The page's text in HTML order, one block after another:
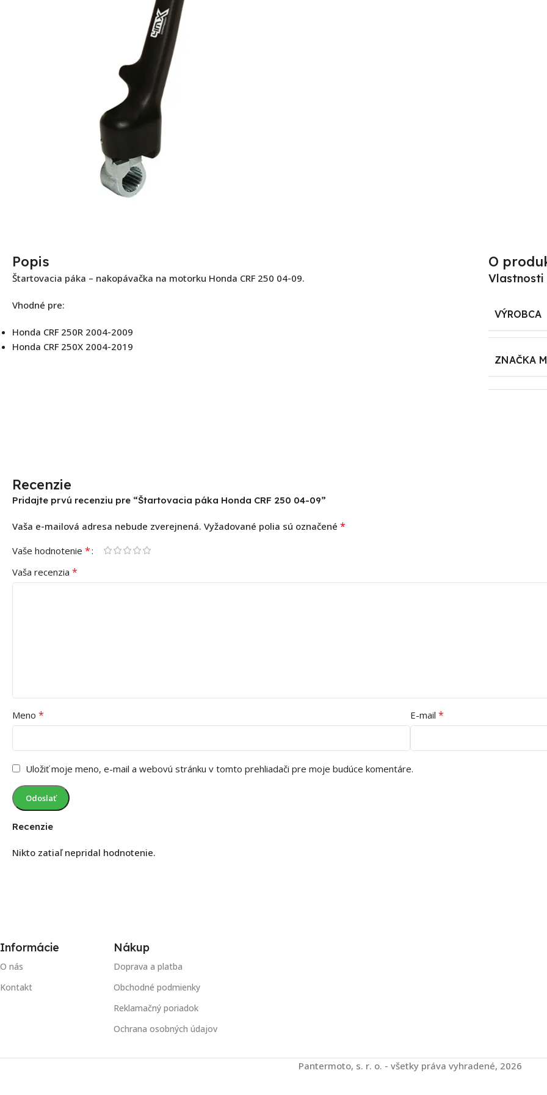
Popis
Štartovacia páka – nakopávačka na motorku Honda CRF 250 04-09.
Vhodné pre:
Honda CRF 250R 2004-2009
Honda CRF 250X 2004-2019
O
Vlastnosti
VÝROBCA
ZNAČKA
Recenzie
Recenzie
Nikto zatiaľ nepridal hodnotenie.
Pridajte prvú recenziu pre “Štartovacia páka Honda CRF 250 04-09”
Vaša e-mailová adresa nebude zverejnená. Vyžadované polia sú označené *
Vaše hodnotenie *
Vaša recenzia *
Meno * E-mail *
Uložiť moje meno, e-mail a webovú stránku v tomto prehliadači pre moje budúce komentáre.
Informácie
O nás
Kontakt
Nákup
Doprava a platba
Obchodné podmienky
Reklamačný poriadok
Ochrana osobných údajov
Pantermoto, s. r. o. - všetky práva vyhradené, 2026